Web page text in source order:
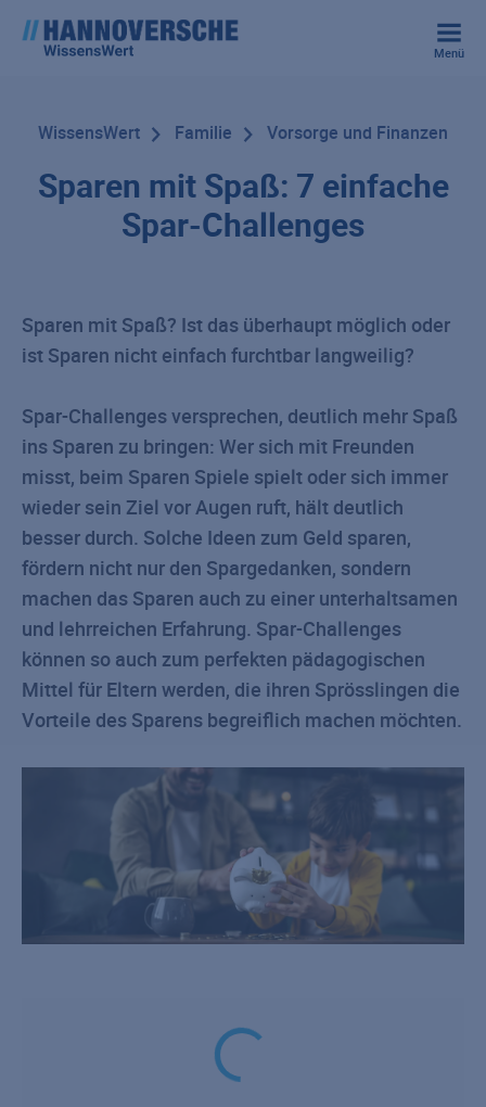
Menü
WissensWert Familie Vorsorge und Finanzen
Sparen mit Spaß: 7 einfache
Spar-Challenges
Sparen mit Spaß? Ist das überhaupt möglich oder
ist Sparen nicht einfach furchtbar langweilig?
Spar-Challenges versprechen, deutlich mehr Spaß
ins Sparen zu bringen: Wer sich mit Freunden
misst, beim Sparen Spiele spielt oder sich immer
wieder sein Ziel vor Augen ruft, hält deutlich
besser durch. Solche Ideen zum Geld sparen,
fördern nicht nur den Spargedanken, sondern
machen das Sparen auch zu einer unterhaltsamen
und lehrreichen Erfahrung. Spar-Challenges
können so auch zum perfekten pädagogischen
Mittel für Eltern werden, die ihren Sprösslingen die
Vorteile des Sparens begreiflich machen möchten.